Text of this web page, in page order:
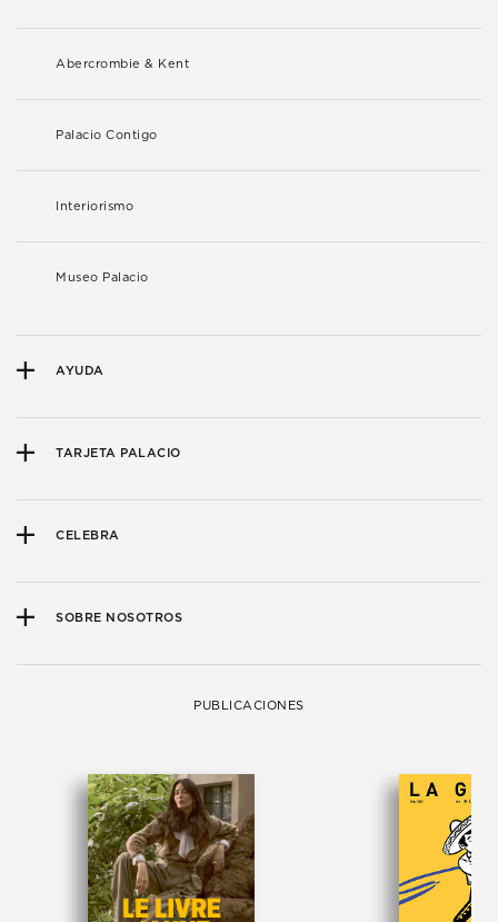
Abercrombie & Kent
Palacio Contigo
Interiorismo
Museo Palacio
AYUDA
TARJETA PALACIO
CELEBRA
SOBRE NOSOTROS
PUBLICACIONES